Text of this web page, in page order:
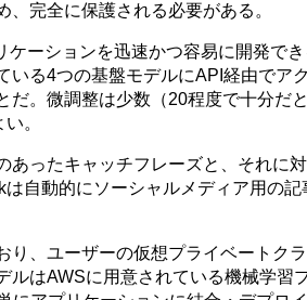
完全に保護される必要がある。
ーションを迅速かつ容易に開発で
いる4つの基盤モデルにAPI経由でア
だ。微調整は少数（20程度で十分だ
。
ったキャッチフレーズと、それに
自動的にソーシャルメディア用の記
、ユーザーの仮想プライベートク
はAWSに用意されている機械学習